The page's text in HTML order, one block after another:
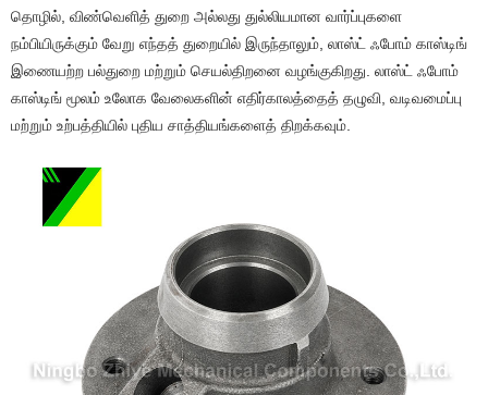
தொழில், விண்வெளித் துறை அல்லது துல்லியமான வார்ப்புகளை
நம்பியிருக்கும் வேறு எந்தத் துறையில் இருந்தாலும், லாஸ்ட் ஃபோம் காஸ்டிங்
இணையற்ற பல்துறை மற்றும் செயல்திறனை வழங்குகிறது. லாஸ்ட் ஃபோம்
காஸ்டிங் மூலம் உலோக வேலைகளின் எதிர்காலத்தைத் தழுவி, வடிவமைப்பு
மற்றும் உற்பத்தியில் புதிய சாத்தியங்களைத் திறக்கவும்.